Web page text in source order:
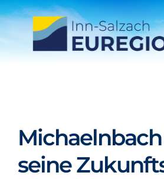
Zum
Inhalt
springen
seine